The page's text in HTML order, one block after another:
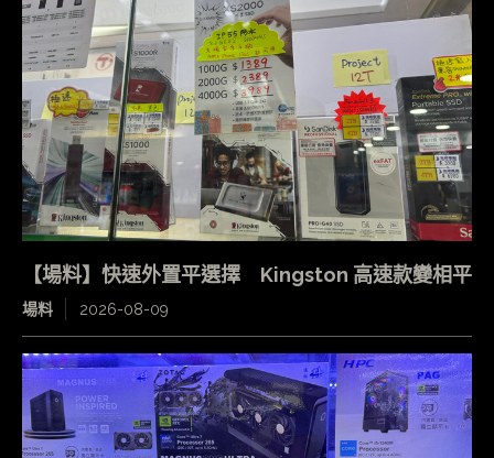
【場料】快速外置平選擇 Kingston 高速款變相平
場料 2026-08-09